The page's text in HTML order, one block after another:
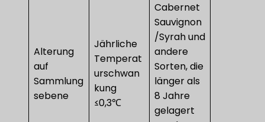
Alterung
auf
Sammlung
sebene
Jährliche
Temperat
urschwan
kung
≤0,3℃
Cabernet
Sauvignon
/Syrah und
andere
Sorten, die
länger als
8 Jahre
gelagert